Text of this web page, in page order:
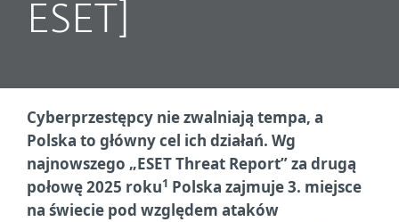
ESET]
Cyberprzestępcy nie zwalniają tempa, a
Polska to główny cel ich działań. Wg
najnowszego „ESET Threat Report” za drugą
połowę 2025 roku1 Polska zajmuje 3. miejsce
na świecie pod względem ataków